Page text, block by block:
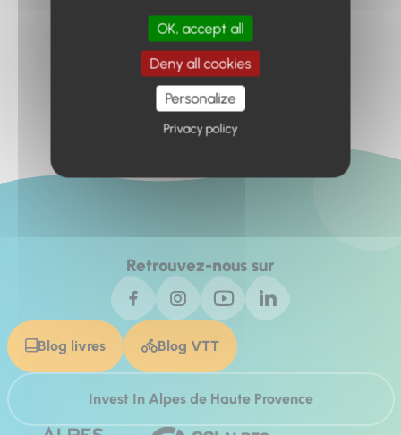
Retour à l'accueil
Retrouvez-nous sur
Blog livres Blog VTT
Invest In Alpes de Haute Provence
OK, accept all
Deny all cookies
Personalize
Privacy policy